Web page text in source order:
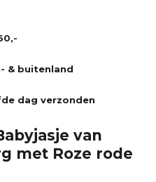
& buitenland
dag verzonden
van
met Roze rode